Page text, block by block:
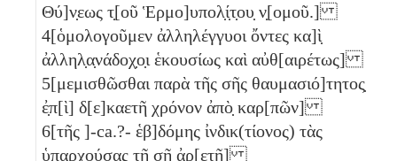
Θύ]ν̣εως τ̣[οῦ Ἑρμο]υπολ̣ί̣τ̣ου̣ ν̣[ομοῦ.]
4[ὁμολογοῦμεν ἀλληλέγγυοι ὄντες κα]ὶ̣
ἀλληλ̣α̣νάδοχ̣ο̣ι ἑκουσίως καὶ αὐθ[αιρέτως]
5[μεμισθῶσθαι παρὰ τῆς σῆς θαυμασιό]τητος̣
ἐ̣π[ὶ] δ[ε]καετῆ χρόνον ἀπὸ̣ καρ[πῶν]
6[τῆς ]-ca.?- ἑβ]δόμης ἰνδικ(τίονος) τὰς
ὑπαρχούσας τῇ σῇ ἀ̣ρ̣[ετῇ]